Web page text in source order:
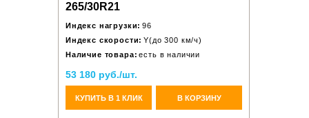
265/30R21
Индекс нагрузки: 96
Индекс скорости: Y(до 300 км/ч)
Наличие товара: есть в наличии
53 180 руб./шт.
КУПИТЬ В 1 КЛИК В КОРЗИНУ